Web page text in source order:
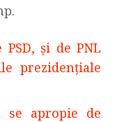
și de PNL
prezidențiale
se apropie de